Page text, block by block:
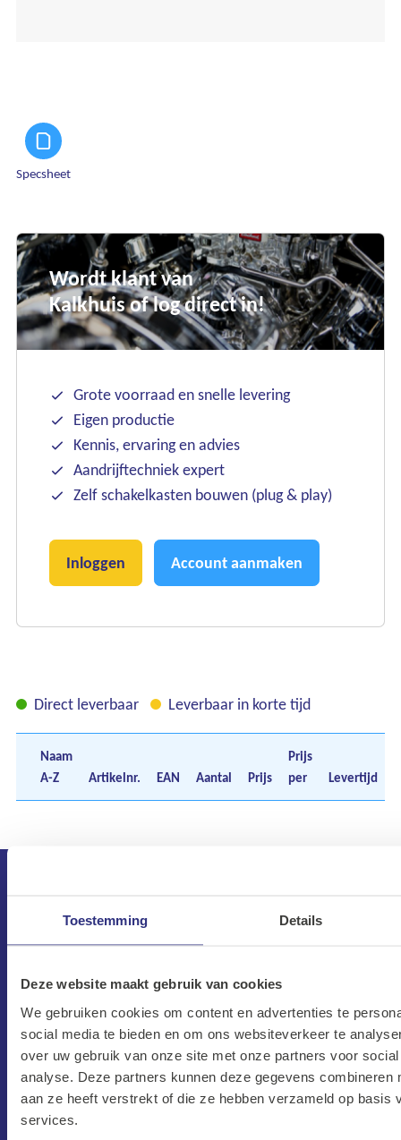
Toestemming Details
Deze website maakt gebruik van cookies
We gebruiken cookies om content en advertenties te
social media te bieden en om ons websiteverkeer te
over uw gebruik van onze site met onze partners voor
analyse. Deze partners kunnen deze gegevens combineren
aan ze heeft verstrekt of die ze hebben verzameld op basis
services.
Ons assortiment
Onze merken
Onze diensten
Contact
Specsheet
Wordt klant van
Kalkhuis of log direct in!
Grote voorraad en snelle levering
Eigen productie
Kennis, ervaring en advies
Aandrijftechniek expert
Zelf schakelkasten bouwen (plug & play)
Inloggen Account aanmaken
Direct leverbaar Leverbaar in korte tijd
Naam
A-Z
Artikelnr. EAN Aantal Prijs
Prijs
per
Levertijd
CONTACT
Maandag–Vrijdag
7:30 –17:00
Zaterdag